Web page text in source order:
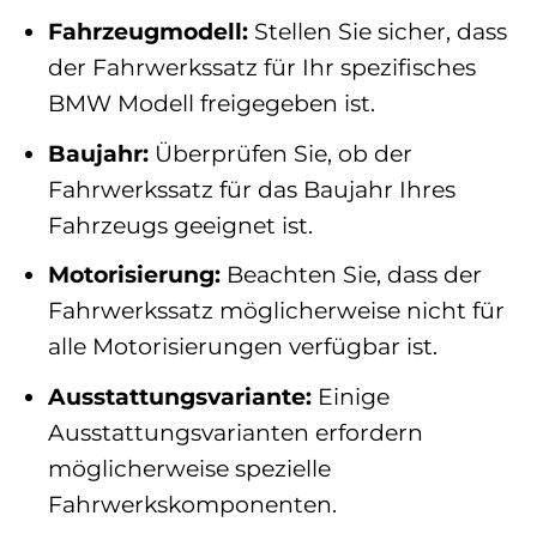
Fahrzeugmodell:Stellen Sie sicher, dass
der Fahrwerkssatz für Ihr spezifisches
BMW Modell freigegeben ist.
Baujahr:Überprüfen Sie, ob der
Fahrwerkssatz für das Baujahr Ihres
Fahrzeugs geeignet ist.
Motorisierung:Beachten Sie, dass der
Fahrwerkssatz möglicherweise nicht für
alle Motorisierungen verfügbar ist.
Ausstattungsvariante:Einige
Ausstattungsvarianten erfordern
möglicherweise spezielle
Fahrwerkskomponenten.